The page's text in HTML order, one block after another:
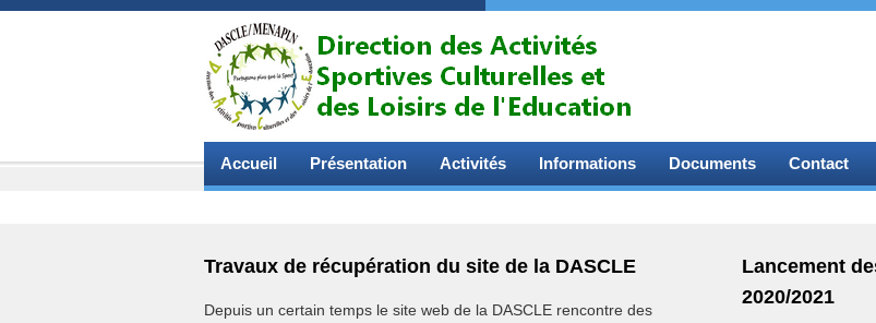
Accueil Présentation Activités Informations Documents Contact
Travaux de récupération du site de la DASCLE
Depuis un certain temps le site web de la DASCLE rencontre des
Lancement
2020/2021